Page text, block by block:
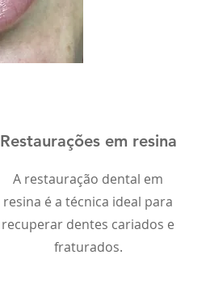
Restaurações em resina
A restauração dental em
resina é a técnica ideal para
recuperar dentes cariados e
fraturados.